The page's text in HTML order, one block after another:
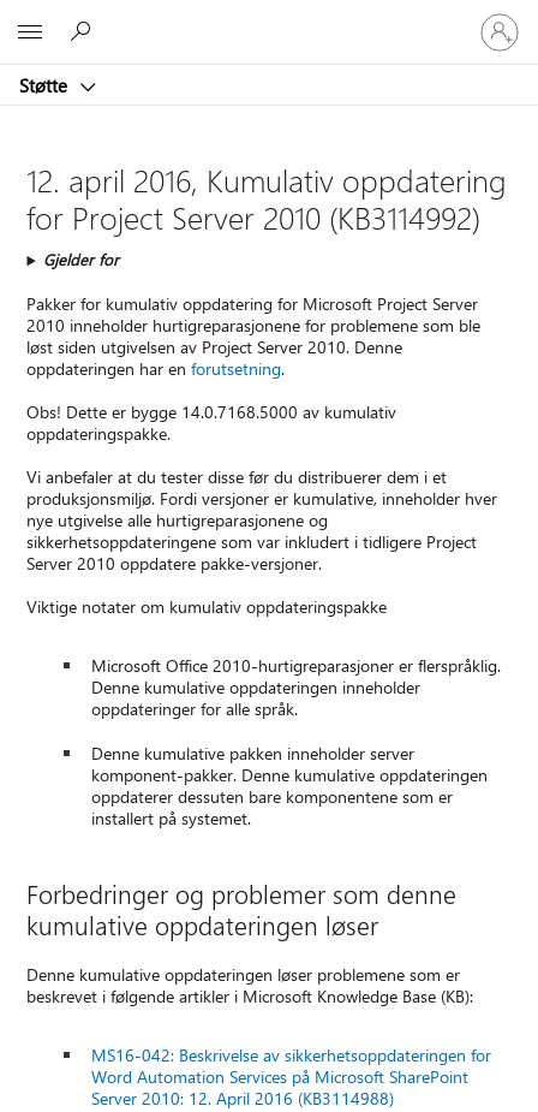
Støtte
Logg
på
kontoen
12. april 2016, Kumulativ oppdatering
for Project Server 2010 (KB3114992)
Gjelder for
Pakker for kumulativ oppdatering for Microsoft Project Server
2010 inneholder hurtigreparasjonene for problemene som ble
løst siden utgivelsen av Project Server 2010. Denne
oppdateringen har enforutsetning.
Obs! Dette er bygge 14.0.7168.5000 av kumulativ
oppdateringspakke.
Vi anbefaler at du tester disse før du distribuerer dem i et
produksjonsmiljø. Fordi versjoner er kumulative, inneholder hver
nye utgivelse alle hurtigreparasjonene og
sikkerhetsoppdateringene som var inkludert i tidligere Project
Server 2010 oppdatere pakke-versjoner.
Viktige notater om kumulativ oppdateringspakke
Microsoft Office 2010-hurtigreparasjoner er flerspråklig.
Denne kumulative oppdateringen inneholder
oppdateringer for alle språk.
Denne kumulative pakken inneholder server
komponent-pakker. Denne kumulative oppdateringen
oppdaterer dessuten bare komponentene som er
installert på systemet.
Forbedringer og problemer som denne
kumulative oppdateringen løser
Denne kumulative oppdateringen løser problemene som er
beskrevet i følgende artikler i Microsoft Knowledge Base (KB):
MS16-042: Beskrivelse av sikkerhetsoppdateringen for
Word Automation Services på Microsoft SharePoint
Server 2010: 12. April 2016 (KB3114988)